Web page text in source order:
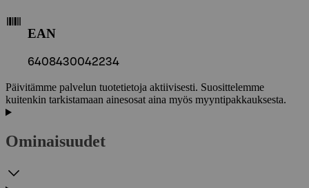
EAN
6408430042234
Päivitämme palvelun tuotetietoja aktiivisesti. Suosittelemme
kuitenkin tarkistamaan ainesosat aina myös myyntipakkauksesta.
Ominaisuudet